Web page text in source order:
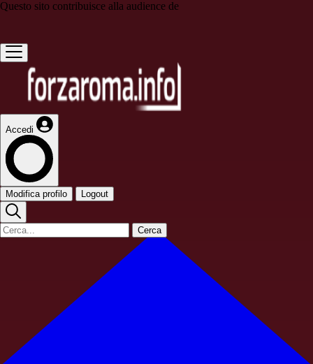
Questo sito contribuisce alla audience de
Accedi
Modifica profilo Logout
Cerca